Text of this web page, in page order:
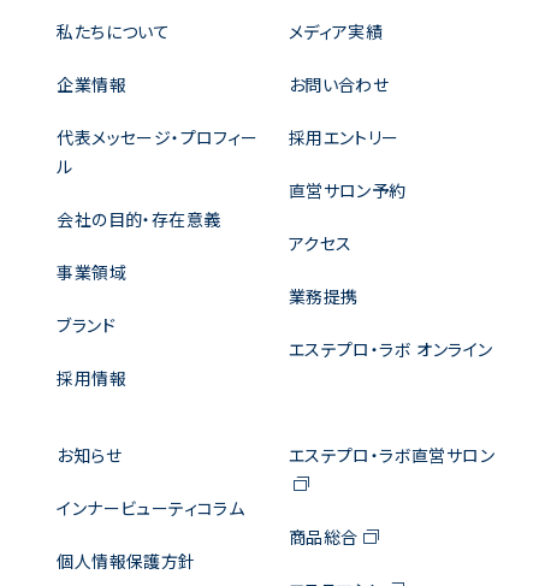
私たちについて
企業情報
代表メッセージ・プロフィー
ル
会社の目的・存在意義
事業領域
ブランド
採用情報
メディア実績
お問い合わせ
採用エントリー
直営サロン予約
アクセス
業務提携
エステプロ・ラボ オンライン
お知らせ
インナービューティコラム
個人情報保護方針
エステプロ・ラボ直営サロン
商品総合